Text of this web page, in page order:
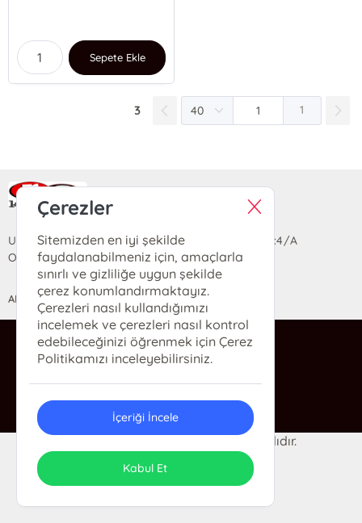
Sepete Ekle
3 1
Ra Yayın Kitabevi
Uzun Sokak Saray Çarşısı Lara Sineması Girişi No:4/A
Ortahisar/TRABZON
ANASAYFA YARDIM İLETİŞİM
ra@rakitap.com
0(462) 326 49 71
© 2024 Ra Kitabevi. Her hakkı saklıdır.
Tasarım & Uygulama
Çerezler
Sitemizden en iyi şekilde
faydalanabilmeniz için, amaçlarla
sınırlı ve gizliliğe uygun şekilde
çerez konumlandırmaktayız.
Çerezleri nasıl kullandığımızı
incelemek ve çerezleri nasıl kontrol
edebileceğinizi öğrenmek için Çerez
Politikamızı inceleyebilirsiniz.
İçeriği İncele
Kabul Et